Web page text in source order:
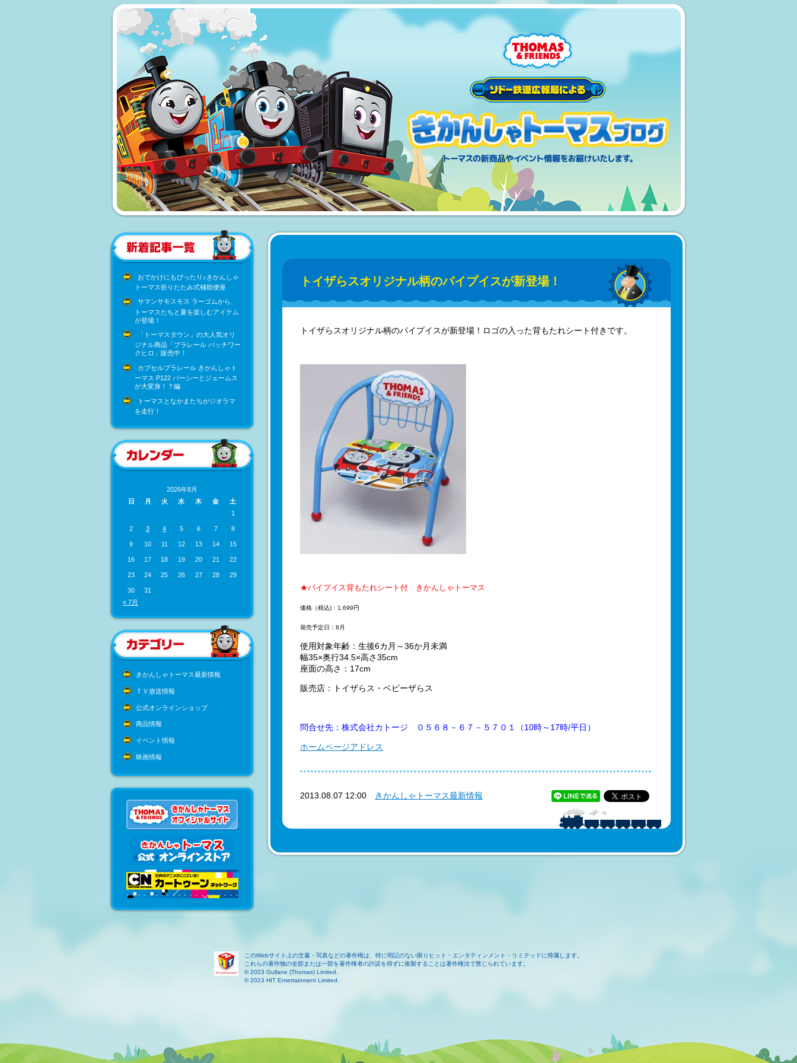
おでかけにもぴったり♪きかんしゃ
トーマス折りたたみ式補助便座
サマンサモスモス ラーゴムから、
トーマスたちと夏を楽しむアイテム
が登場！
「トーマスタウン」の大人気オリ
ジナル商品「プラレール パッチワー
クヒロ」販売中！
カプセルプラレール きかんしゃト
ーマス P122 パーシーとジェームス
が大変身！？編
トーマスとなかまたちがジオラマ
を走行！
2026年8月
日
月 火 水 木 金
土
1
2 3 4 5 6 7 8
9 10 11 12 13 14 15
16 17 18 19 20 21 22
23 24 25 26 27 28 29
30
31
« 7月
きかんしゃトーマス最新情報
ＴＶ放送情報
公式オンラインショップ
商品情報
イベント情報
映画情報
トイザらスオリジナル柄のパイプイスが新登場！
トイザらスオリジナル柄のパイプイスが新登場！ロゴの入った背もたれシート付きです。
★パイプイス背もたれシート付 きかんしゃトーマス
価格（税込)：1,699円
発売予定日：8月
使用対象年齢：生後6カ月～36か月未満
幅35×奥行34.5×高さ35cm
座面の高さ：17cm
販売店：トイザらス・ベビーザらス
問合せ先：株式会社カトージ ０５６８－６７－５７０１（10時～17時/平日）
ホームページアドレス
2013.08.07 12:00 きかんしゃトーマス最新情報
このWebサイト上の文書・写真などの著作権は、特に明記のない限りヒット・エンタティンメント・リミテッドに帰属します。
これらの著作物の全部または一部を著作権者の許諾を得ずに複製することは著作権法で禁じられています。
© 2023 Gullane (Thomas) Limited.
© 2023 HIT Entertainment Limited.